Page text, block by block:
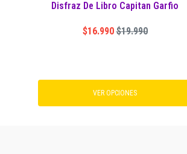
Disfraz De Libro Capitan Garfio
$16.990 $19.990
VER OPCIONES